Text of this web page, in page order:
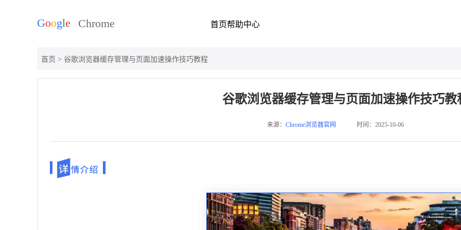
首页帮助中心
首页 > 谷歌浏览器缓存管理与页面加速操作技巧教程
谷歌浏览器缓存管理与页面加速操作技巧教
来源： Chrome浏览器官网 时间：2025-10-06